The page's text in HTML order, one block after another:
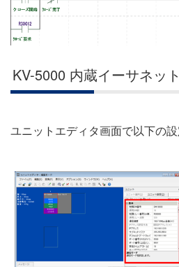
KV-5000 内蔵イーサネッ
ユニットエディタ画面で以下の設